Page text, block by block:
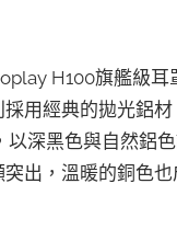
H100旗艦級
用經典的拋光鋁
深黑色與自然鋁
出，溫暖的銅色